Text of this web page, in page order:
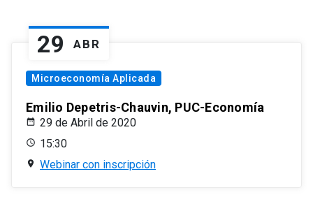
29 ABR
Microeconomía Aplicada
Emilio Depetris-Chauvin, PUC-Economía
29 de Abril de 2020
15:30
Webinar con inscripción